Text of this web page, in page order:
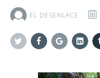
EL DESENLACE